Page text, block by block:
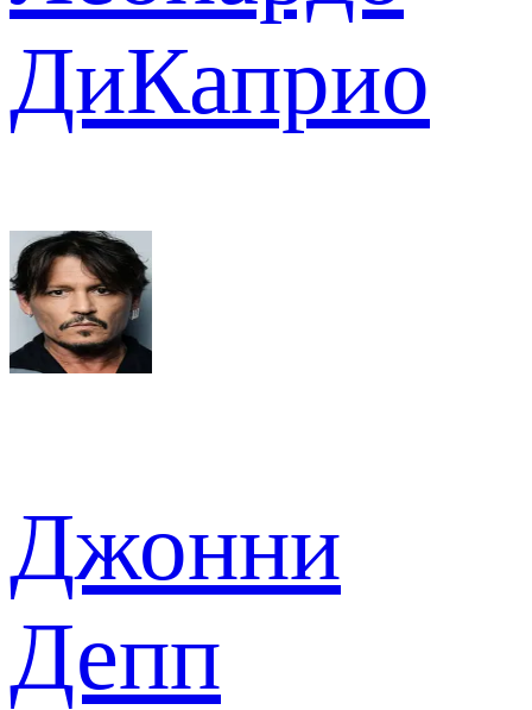
ДиКаприо
Джонни
Депп